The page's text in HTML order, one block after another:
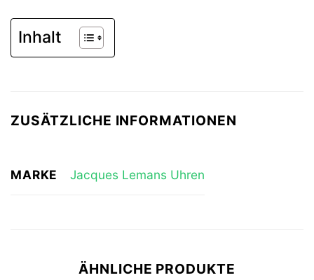
Inhalt
ZUSÄTZLICHE INFORMATIONEN
MARKE Jacques Lemans Uhren
ÄHNLICHE PRODUKTE